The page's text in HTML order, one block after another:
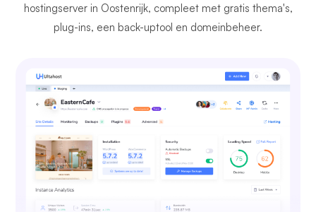
hostingserver in Oostenrijk, compleet met gratis thema's,
plug-ins, een back-uptool en domeinbeheer.